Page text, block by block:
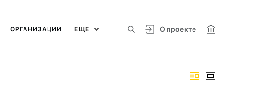
О проекте
ОРГАНИЗАЦИИ ЕЩЕ